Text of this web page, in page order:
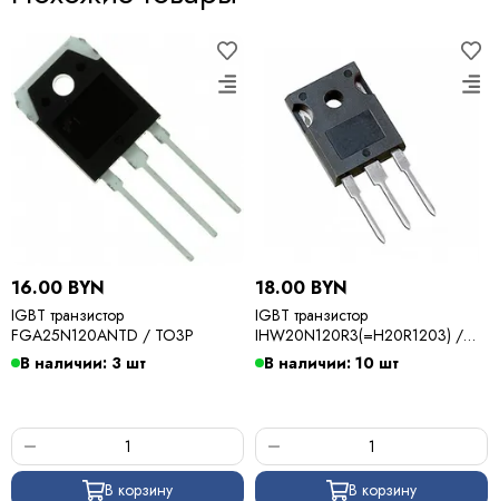
16.00 BYN
IGBT транзистор
FGA25N120ANTD / TO3P
В наличии: 3 шт
В корзину
18.00 BYN
IGBT транзистор
IHW20N120R3(=H20R1203) /
TO247
В наличии: 10 шт
В корзину